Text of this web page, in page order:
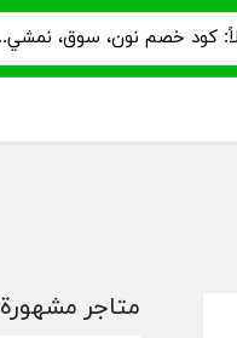
متاجر مشهورة